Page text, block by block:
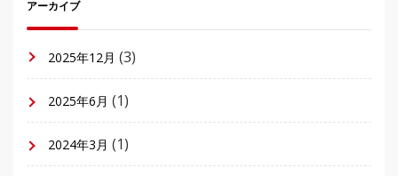
アーカイブ
2025年12月 (3)
2025年6月 (1)
2024年3月 (1)